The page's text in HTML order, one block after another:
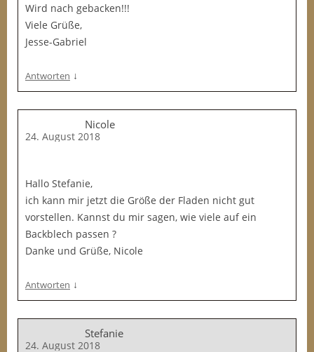
Wird nach gebacken!!!
Viele Grüße,
Jesse-Gabriel
Antworten ↓
Nicole
24. August 2018
Hallo Stefanie,
ich kann mir jetzt die Größe der Fladen nicht gut
vorstellen. Kannst du mir sagen, wie viele auf ein
Backblech passen ?
Danke und Grüße, Nicole
Antworten ↓
Stefanie
24. August 2018